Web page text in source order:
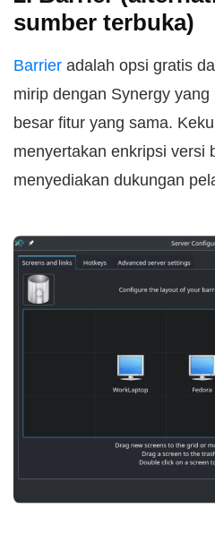
sumber terbuka)
Barrier adalah opsi gratis
mirip dengan Synergy
besar fitur yang sama.
menyertakan enkripsi versi
menyediakan dukungan